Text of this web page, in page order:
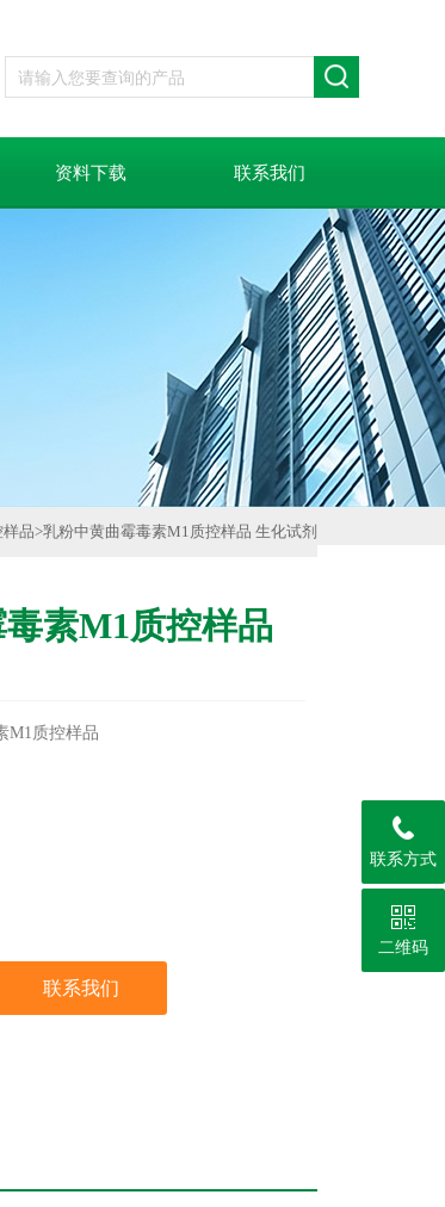
资料下载 联系我们
品>乳粉中黄曲霉毒素M1质控样品 生化试剂
素M1质控样品
M1质控样品
它用途！
联系我们
联系方式
二维码